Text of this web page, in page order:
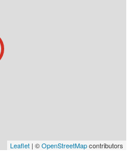
Leaflet | ©OpenStreetMapcontributors